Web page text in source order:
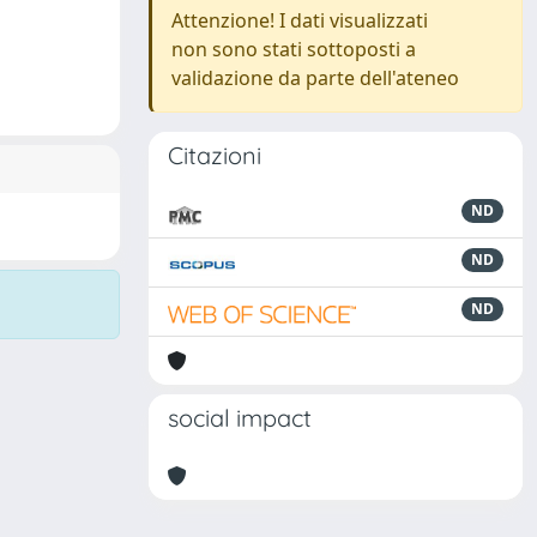
Attenzione! I dati visualizzati
non sono stati sottoposti a
validazione da parte dell'ateneo
Citazioni
ND
ND
ND
social impact